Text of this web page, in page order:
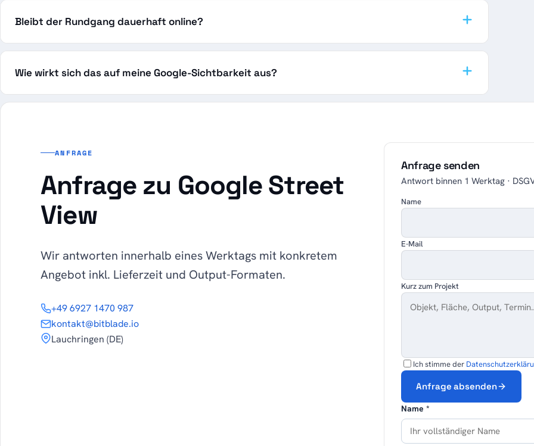
Bleibt der Rundgang dauerhaft online?
Wie wirkt sich das auf meine Google-Sichtbarkeit aus?
ANFRAGE
Anfrage zu Google Street
View
Wir antworten innerhalb eines Werktags mit konkretem
Angebot inkl. Lieferzeit und Output-Formaten.
+49 6927 1470 987
kontakt@bitblade.io
Lauchringen (DE)
Anfrage senden
Antwort binnen 1 Werktag ·
Name
E-Mail
Kurz zum Projekt
Ich stimme der
Anfrage absenden
Name *